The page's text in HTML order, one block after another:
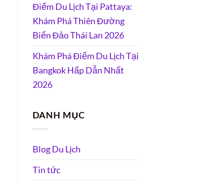
Điểm Du Lịch Tại Pattaya:
Khám Phá Thiên Đường
Biển Đảo Thái Lan 2026
Khám Phá Điểm Du Lịch Tại
Bangkok Hấp Dẫn Nhất
2026
DANH MỤC
Blog Du Lịch
Tin tức